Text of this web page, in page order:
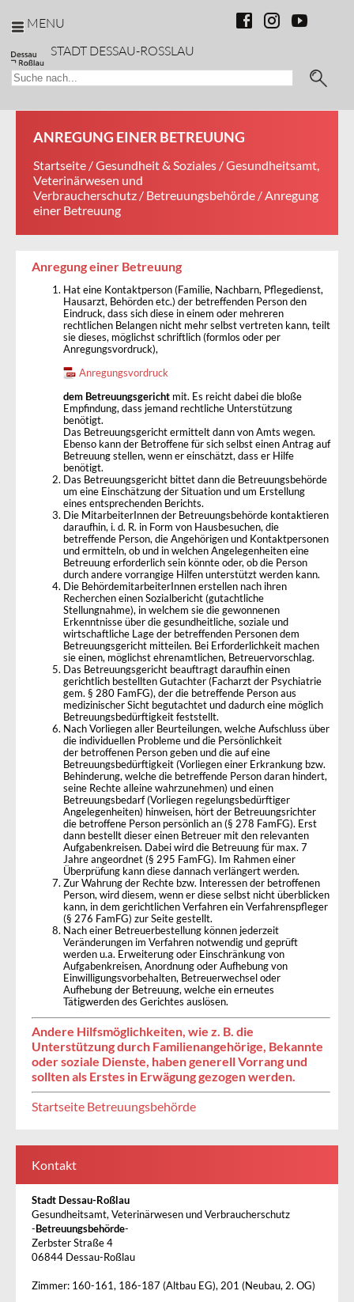
MENU
STADT DESSAU-ROSSLAU
ANREGUNG EINER BETREUUNG
Startseite /Gesundheit & Soziales /Gesundheitsamt,
Veterinärwesen und
Verbraucherschutz / Betreuungsbehörde / Anregung
einer Betreuung
Anregung einer Betreuung
Hat eine Kontaktperson (Familie, Nachbarn, Pflegedienst,
Hausarzt, Behörden etc.) der betreffenden Person den
Eindruck, dass sich diese in einem oder mehreren
rechtlichen Belangen nicht mehr selbst vertreten kann, teilt
sie dieses, möglichst schriftlich (formlos oder per
Anregungsvordruck),
Anregungsvordruck
dem Betreuungsgericht mit. Es reicht dabei die bloße
Empfindung, dass jemand rechtliche Unterstützung
benötigt.
Das Betreuungsgericht ermittelt dann von Amts wegen.
Ebenso kann der Betroffene für sich selbst einen Antrag auf
Betreuung stellen, wenn er einschätzt, dass er Hilfe
benötigt.
Das Betreuungsgericht bittet dann die Betreuungsbehörde
um eine Einschätzung der Situation und um Erstellung
eines entsprechenden Berichts.
Die MitarbeiterInnen der Betreuungsbehörde kontaktieren
daraufhin, i. d. R. in Form von Hausbesuchen, die
betreffende Person, die Angehörigen und Kontaktpersonen
und ermitteln, ob und in welchen Angelegenheiten eine
Betreuung erforderlich sein könnte oder, ob die Person
durch andere vorrangige Hilfen unterstützt werden kann.
Die BehördemitarbeiterInnen erstellen nach ihren
Recherchen einen Sozialbericht (gutachtliche
Stellungnahme), in welchem sie die gewonnenen
Erkenntnisse über die gesundheitliche, soziale und
wirtschaftliche Lage der betreffenden Personen dem
Betreuungsgericht mitteilen. Bei Erforderlichkeit machen
sie einen, möglichst ehrenamtlichen, Betreuervorschlag.
Das Betreuungsgericht beauftragt daraufhin einen
gerichtlich bestellten Gutachter (Facharzt der Psychiatrie
gem. § 280 FamFG), der die betreffende Person aus
medizinischer Sicht begutachtet und dadurch eine möglich
Betreuungsbedürftigkeit feststellt.
Nach Vorliegen aller Beurteilungen, welche Aufschluss über
die individuellen Probleme und die Persönlichkeit
der betroffenen Person geben und die auf eine
Betreuungsbedürftigkeit (Vorliegen einer Erkrankung bzw.
Behinderung, welche die betreffende Person daran hindert,
seine Rechte alleine wahrzunehmen) und einen
Betreuungsbedarf (Vorliegen regelungsbedürftiger
Angelegenheiten) hinweisen, hört der Betreuungsrichter
die betroffene Person persönlich an (§ 278 FamFG). Erst
dann bestellt dieser einen Betreuer mit den relevanten
Aufgabenkreisen. Dabei wird die Betreuung für max. 7
Jahre angeordnet (§ 295 FamFG). Im Rahmen einer
Überprüfung kann diese dannach verlängert werden.
Zur Wahrung der Rechte bzw. Interessen der betroffenen
Person, wird diesem, wenn er diese selbst nicht überblicken
kann, in dem gerichtlichen Verfahren ein Verfahrenspfleger
(§ 276 FamFG) zur Seite gestellt.
Nach einer Betreuerbestellung können jederzeit
Veränderungen im Verfahren notwendig und geprüft
werden u.a. Erweiterung oder Einschränkung von
Aufgabenkreisen, Anordnung oder Aufhebung von
Einwilligungsvorbehalten, Betreuerwechsel oder
Aufhebung der Betreuung, welche ein erneutes
Tätigwerden des Gerichtes auslösen.
Andere Hilfsmöglichkeiten, wie z. B. die
Unterstützung durch Familienangehörige, Bekannte
oder soziale Dienste, haben generell Vorrang und
sollten als Erstes in Erwägung gezogen werden.
Startseite Betreuungsbehörde
Kontakt
Stadt Dessau-Roßlau
Gesundheitsamt, Veterinärwesen und Verbraucherschutz
- Betreuungsbehörde-
Zerbster Straße 4
06844 Dessau-Roßlau
Zimmer: 160-161, 186-187 (Altbau EG), 201 (Neubau, 2. OG)